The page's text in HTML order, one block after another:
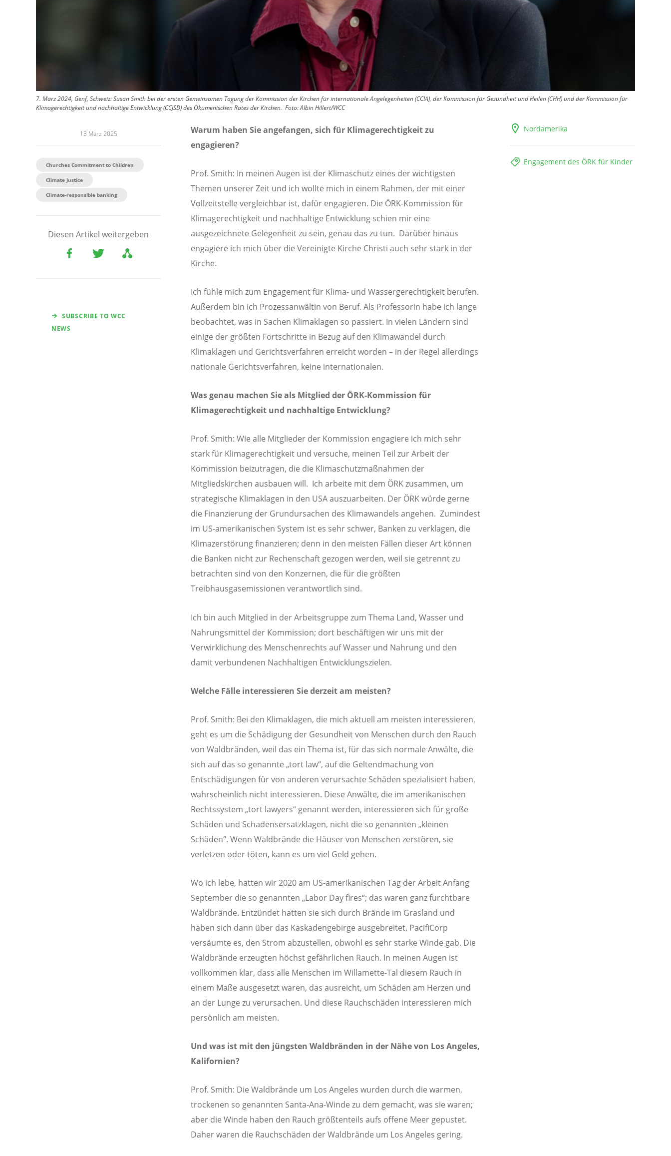
7. März 2024, Genf, Schweiz: Susan Smith bei der ersten Gemeinsamen Tagung der Kommission der Kirchen für internationale Angelegenheiten (CCIA), der Kommission für Gesundheit und Heilen (CHH) und der Kommission für
Klimagerechtigkeit und nachhaltige Entwicklung (CCJSD) des Ökumenischen Rates der Kirchen. Foto:Albin Hillert/WCC
13 März 2025
Churches Commitment to Children
Climate Justice
Climate-responsible banking
Diesen Artikel weitergeben
SUBSCRIBE TO WCC
NEWS
Nordamerika
Engagement des ÖRK für Kinder
Warum haben Sie angefangen, sich für Klimagerechtigkeit zu
engagieren?
Prof. Smith: In meinen Augen ist der Klimaschutz eines der wichtigsten
Themen unserer Zeit und ich wollte mich in einem Rahmen, der mit einer
Vollzeitstelle vergleichbar ist, dafür engagieren. Die ÖRK-Kommission für
Klimagerechtigkeit und nachhaltige Entwicklung schien mir eine
ausgezeichnete Gelegenheit zu sein, genau das zu tun. Darüber hinaus
engagiere ich mich über die Vereinigte Kirche Christi auch sehr stark in der
Kirche.
Ich fühle mich zum Engagement für Klima- und Wassergerechtigkeit berufen.
Außerdem bin ich Prozessanwältin von Beruf. Als Professorin habe ich lange
beobachtet, was in Sachen Klimaklagen so passiert. In vielen Ländern sind
einige der größten Fortschritte in Bezug auf den Klimawandel durch
Klimaklagen und Gerichtsverfahren erreicht worden – in der Regel allerdings
nationale Gerichtsverfahren, keine internationalen.
Was genau machen Sie als Mitglied der ÖRK-Kommission für
Klimagerechtigkeit und nachhaltige Entwicklung?
Prof. Smith: Wie alle Mitglieder der Kommission engagiere ich mich sehr
stark für Klimagerechtigkeit und versuche, meinen Teil zur Arbeit der
Kommission beizutragen, die die Klimaschutzmaßnahmen der
Mitgliedskirchen ausbauen will. Ich arbeite mit dem ÖRK zusammen, um
strategische Klimaklagen in den USA auszuarbeiten. Der ÖRK würde gerne
die Finanzierung der Grundursachen des Klimawandels angehen. Zumindest
im US-amerikanischen System ist es sehr schwer, Banken zu verklagen, die
Klimazerstörung finanzieren; denn in den meisten Fällen dieser Art können
die Banken nicht zur Rechenschaft gezogen werden, weil sie getrennt zu
betrachten sind von den Konzernen, die für die größten
Treibhausgasemissionen verantwortlich sind.
Ich bin auch Mitglied in der Arbeitsgruppe zum Thema Land, Wasser und
Nahrungsmittel der Kommission; dort beschäftigen wir uns mit der
Verwirklichung des Menschenrechts auf Wasser und Nahrung und den
damit verbundenen Nachhaltigen Entwicklungszielen.
Welche Fälle interessieren Sie derzeit am meisten?
Prof. Smith: Bei den Klimaklagen, die mich aktuell am meisten interessieren,
geht es um die Schädigung der Gesundheit von Menschen durch den Rauch
von Waldbränden, weil das ein Thema ist, für das sich normale Anwälte, die
sich auf das so genannte „tort law“, auf die Geltendmachung von
Entschädigungen für von anderen verursachte Schäden spezialisiert haben,
wahrscheinlich nicht interessieren. Diese Anwälte, die im amerikanischen
Rechtssystem „tort lawyers“ genannt werden, interessieren sich für große
Schäden und Schadensersatzklagen, nicht die so genannten „kleinen
Schäden“. Wenn Waldbrände die Häuser von Menschen zerstören, sie
verletzen oder töten, kann es um viel Geld gehen.
Wo ich lebe, hatten wir 2020 am US-amerikanischen Tag der Arbeit Anfang
September die so genannten „Labor Day fires“; das waren ganz furchtbare
Waldbrände. Entzündet hatten sie sich durch Brände im Grasland und
haben sich dann über das Kaskadengebirge ausgebreitet. PacifiCorp
versäumte es, den Strom abzustellen, obwohl es sehr starke Winde gab. Die
Waldbrände erzeugten höchst gefährlichen Rauch. In meinen Augen ist
vollkommen klar, dass alle Menschen im Willamette-Tal diesem Rauch in
einem Maße ausgesetzt waren, das ausreicht, um Schäden am Herzen und
an der Lunge zu verursachen. Und diese Rauchschäden interessieren mich
persönlich am meisten.
Und was ist mit den jüngsten Waldbränden in der Nähe von Los Angeles,
Kalifornien?
Prof. Smith: Die Waldbrände um Los Angeles wurden durch die warmen,
trockenen so genannten Santa-Ana-Winde zu dem gemacht, was sie waren;
aber die Winde haben den Rauch größtenteils aufs offene Meer gepustet.
Daher waren die Rauchschäden der Waldbrände um Los Angeles gering.